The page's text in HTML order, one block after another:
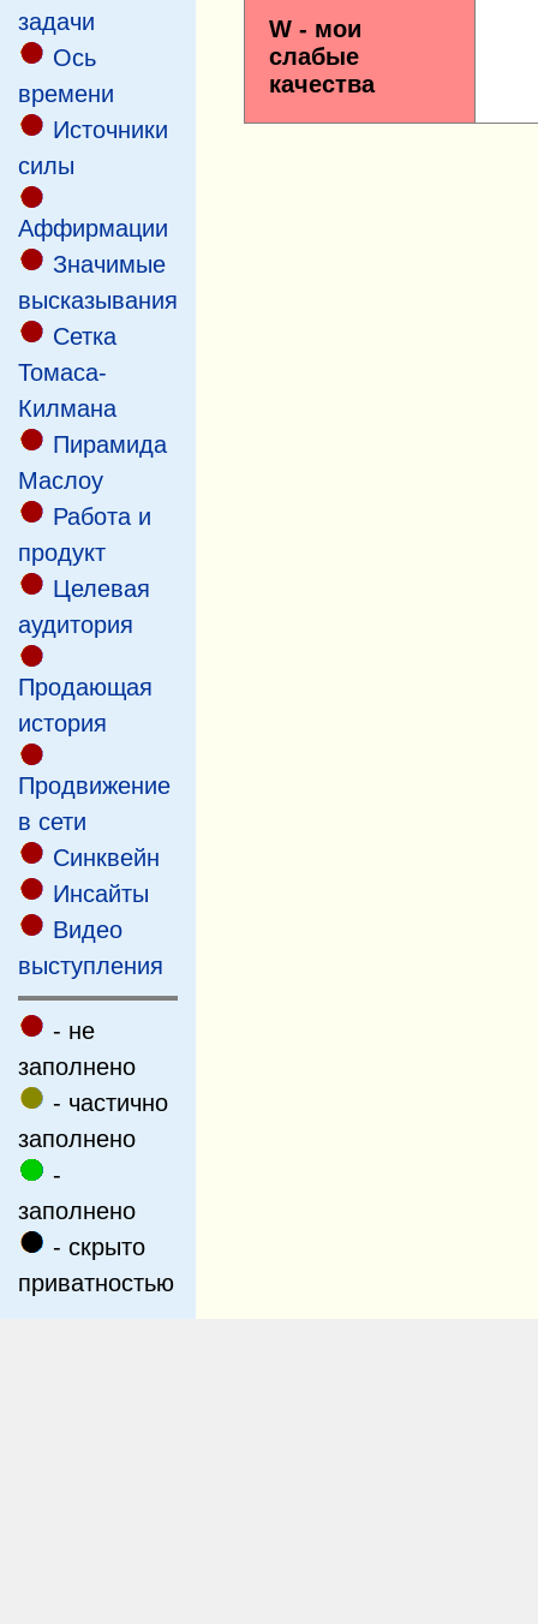
задачи
Ось
времени
Источники
силы
Аффирмации
Значимые
высказывания
Сетка
Томаса-
Килмана
Пирамида
Маслоу
Работа и
продукт
Целевая
аудитория
Продающая
история
Продвижение
в сети
Cинквейн
Инсайты
Видео
выступления
- не
заполнено
- частично
заполнено
-
заполнено
- скрыто
приватностью
W - мои
слабые
качества